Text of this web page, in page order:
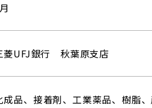
菱UFJ銀行 秋葉原支店
成品、接着剤、工業薬品、樹脂